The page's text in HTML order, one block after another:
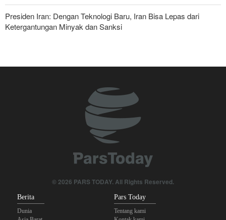
Presiden Iran: Dengan Teknologi Baru, Iran Bisa Lepas dari
Ketergantungan Minyak dan Sanksi
Yahya Saree: Operasi Khusus di Al-Mokha—Puluhan Pasukan
Saudi Tewas dan Terluka
Perlawanan Baru di Suriah Selatan Menarget Posisi Militer Israel
Operasi terbaru Militer Yaman; Kilang Aramco di Jizan Jadi
Langkah Gila—Turki Akan Jadi 'Penjaga Bayaran'!
© 2026 PARS TODAY. All Rights Reserved.
Berita
Dunia
Pars Today
Tentang kami